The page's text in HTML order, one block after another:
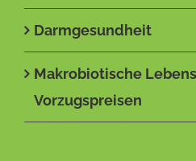
Darmgesundheit
Makrobiotische
Vorzugspreisen